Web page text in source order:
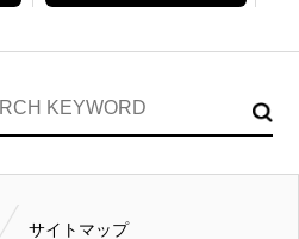
サイトマップ